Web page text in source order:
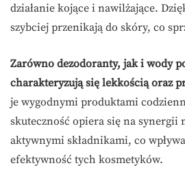
działanie kojące i nawilżające.
szybciej przenikają do skóry, co
Zarówno dezodoranty, jak i wody
charakteryzują się lekkością oraz
je wygodnymi produktami
skuteczność opiera się na synergii
aktywnymi składnikami, co
efektywność tych kosmetyków.